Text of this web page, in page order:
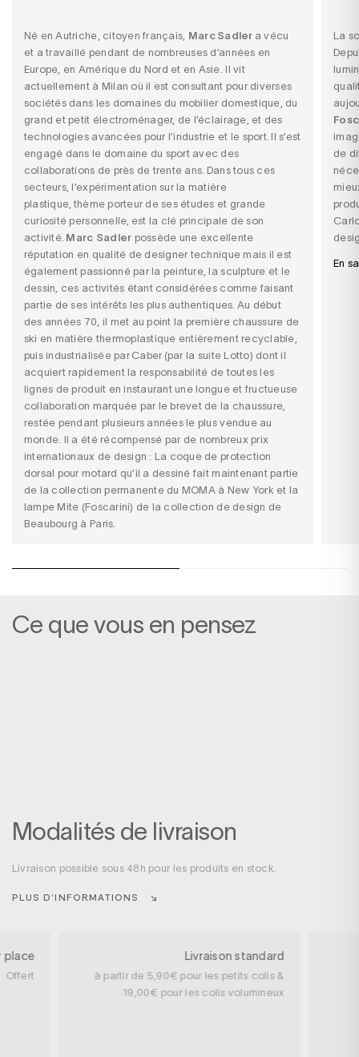
Né en Autriche, citoyen français, Marc Sadler a vécu
et a travaillé pendant de nombreuses d’années en
Europe, en Amérique du Nord et en Asie. Il vit
actuellement à Milan où il est consultant pour diverses
sociétés dans les domaines du mobilier domestique, du
grand et petit électroménager, de l’éclairage, et des
technologies avancées pour l’industrie et le sport. Il s’est
engagé dans le domaine du sport avec des
collaborations de près de trente ans. Dans tous ces
secteurs, l’expérimentation sur la matière
plastique, thème porteur de ses études et grande
curiosité personnelle, est la clé principale de son
activité. Marc Sadler possède une excellente
réputation en qualité de designer technique mais il est
également passionné par la peinture, la sculpture et le
dessin, ces activités étant considérées comme faisant
partie de ses intérêts les plus authentiques. Au début
des années 70, il met au point la première chaussure de
ski en matière thermoplastique entièrement recyclable,
puis industrialisée par Caber (par la suite Lotto) dont il
acquiert rapidement la responsabilité de toutes les
lignes de produit en instaurant une longue et fructueuse
collaboration marquée par le brevet de la chaussure,
restée pendant plusieurs années le plus vendue au
monde. Il a été récompensé par de nombreux prix
internationaux de design : La coque de protection
dorsal pour motard qu’il a dessiné fait maintenant partie
de la collection permanente du MOMA à New York et la
lampe Mite (Foscarini) de la collection de design de
Beaubourg à Paris.
La
de
En
Ce que vous en pensez
Modalités de livraison
Livraison possible sous 48h pour les produits en stock.
PLUS D’INFORMATIONS
place
Offert
Livraison standard
à partir de 5,90€ pour les petits colis &
19,00€ pour les colis volumineux